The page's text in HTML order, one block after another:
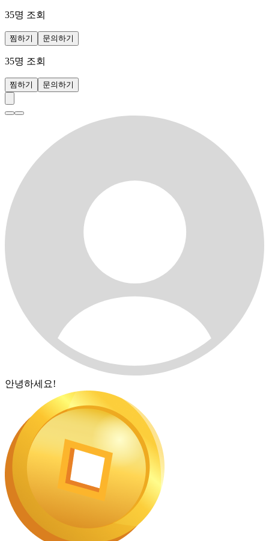
35명 조회
찜하기 문의하기
35명 조회
찜하기 문의하기
안녕하세요!